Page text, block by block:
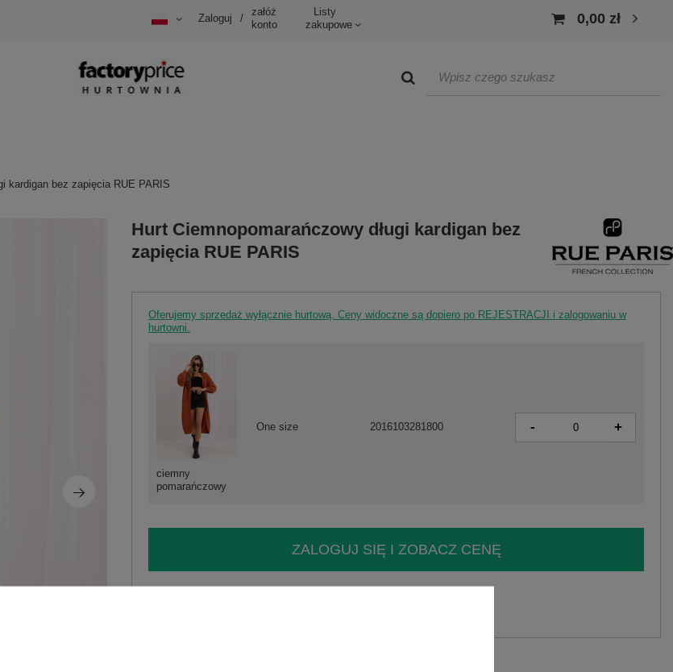
Zaloguj /
załóż
konto
Listy
zakupowe
0,00 zł
kardigan bez zapięcia RUE PARIS
Hurt Ciemnopomarańczowy długi kardigan bez
zapięcia RUE PARIS
Oferujemy sprzedaż wyłącznie hurtową. Ceny widoczne są dopiero po REJESTRACJI i zalogowaniu w
hurtowni.
ciemny
pomarańczowy
One size 2016103281800 - +
ZALOGUJ SIĘ I ZOBACZ CENĘ